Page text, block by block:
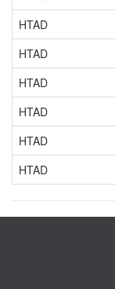
HTAD
HTAD
HTAD
HTAD
HTAD
HTAD